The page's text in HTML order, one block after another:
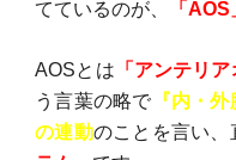
てているのが、
「AOS
AOSとは 「アンテリ
う言葉の略で 『内・
の連動のことを言い、